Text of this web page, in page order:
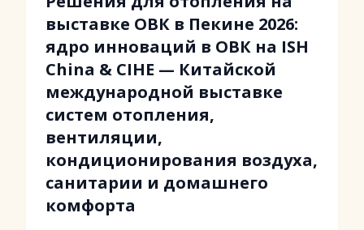
выставке ОВК в Пекине 2026:
ядро инноваций в ОВК на ISH
China & CIHE — Китайской
международной выставке
систем отопления,
вентиляции,
кондиционирования воздуха,
санитарии и домашнего
комфорта